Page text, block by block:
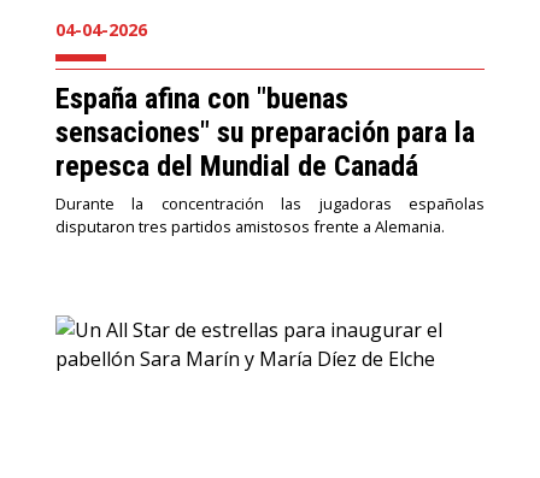
04-04-2026
España afina con "buenas
sensaciones" su preparación para la
repesca del Mundial de Canadá
Durante la concentración las jugadoras españolas
disputaron tres partidos amistosos frente a Alemania.